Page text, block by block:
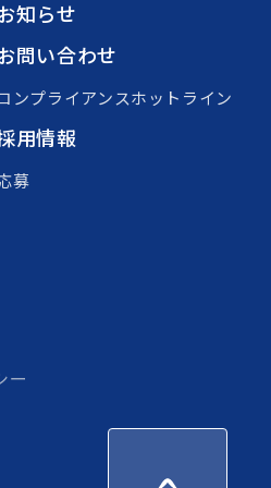
知らせ
問い合わせ
ンプライアンスホットライン
用情報
募
ー